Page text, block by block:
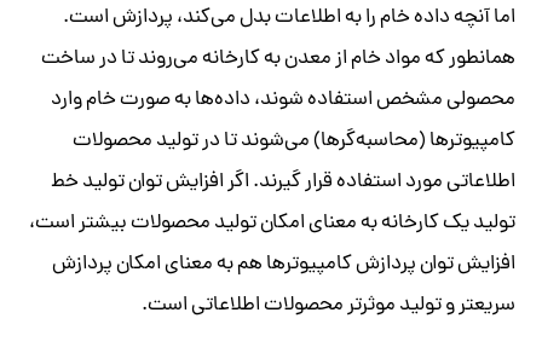
اما آنچه داده خام را به اطلاعات بدل می‌کند، پردازش است.
همانطور که مواد خام از معدن به کارخانه می‌روند تا در ساخت
محصولی مشخص استفاده شوند، داده‌ها به صورت خام وارد
کامپیوترها (محاسبه‌گرها) می‌شوند تا در تولید محصولات
اطلاعاتی مورد استفاده قرار گیرند. اگر افزایش توان تولید خط
تولید یک کارخانه به معنای امکان تولید محصولات بیشتر است،
افزایش توان پردازش کامپیوترها هم به معنای امکان پردازش
سریعتر و تولید موثرتر محصولات اطلاعاتی است.